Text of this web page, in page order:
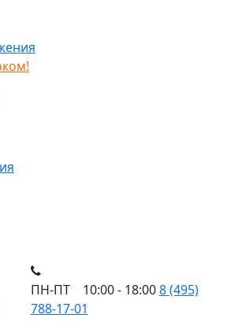
ПН-ПТ 10:00 - 18:008 (495)
788-17-01